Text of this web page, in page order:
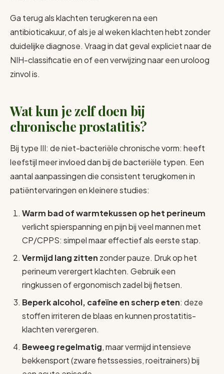
Ga terug als klachten terugkeren na een
antibioticakuur, of als je al weken klachten hebt zonder
duidelijke diagnose. Vraag in dat geval expliciet naar de
NIH-classificatie en of een verwijzing naar een uroloog
zinvol is.
Wat kun je zelf doen bij
chronische prostatitis?
Bij type III: de niet-bacteriële chronische vorm: heeft
leefstijl meer invloed dan bij de bacteriële typen. Een
aantal aanpassingen die consistent terugkomen in
patiëntervaringen en kleinere studies:
Warm bad of warmtekussen op het perineum
verlicht spierspanning en pijn bij veel mannen met
CP/CPPS: simpel maar effectief als eerste stap.
Vermijd lang zitten zonder pauze. Druk op het
perineum verergert klachten. Gebruik een
ringkussen of ergonomisch zadel bij fietsen.
Beperk alcohol, cafeïne en scherp eten: deze
stoffen irriteren de blaas en kunnen prostatitis-
klachten verergeren.
Beweeg regelmatig, maar vermijd intensieve
bekkensport (zware fietssessies, roeitrainers) bij